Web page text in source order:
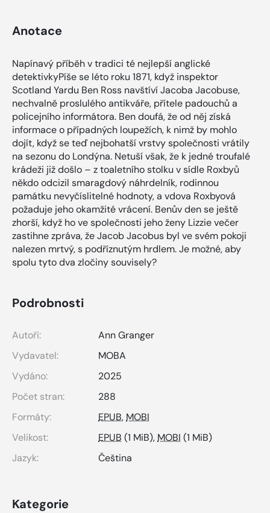
Anotace
Napínavý příběh v tradici té nejlepší anglické
detektivkyPíše se léto roku 1871, když inspektor
Scotland Yardu Ben Ross navštíví Jacoba Jacobuse,
nechvalně proslulého antikváře, přítele padouchů a
policejního informátora. Ben doufá, že od něj získá
informace o případných loupežích, k nimž by mohlo
dojít, když se teď nejbohatší vrstvy společnosti vrátily
na sezonu do Londýna. Netuší však, že k jedné troufalé
krádeži již došlo – z toaletního stolku v sídle Roxbyů
někdo odcizil smaragdový náhrdelník, rodinnou
památku nevyčíslitelné hodnoty, a vdova Roxbyová
požaduje jeho okamžité vrácení. Benův den se ještě
zhorší, když ho ve společnosti jeho ženy Lizzie večer
zastihne zpráva, že Jacob Jacobus byl ve svém pokoji
nalezen mrtvý, s podříznutým hrdlem. Je možné, aby
spolu tyto dva zločiny souvisely?
Podrobnosti
Autoři:
Ann Granger
Vydavatel:
MOBA
Vydáno:
2025
Počet stran:
288
Formáty:
EPUB, MOBI
Velikost:
EPUB (1 MiB), MOBI (1 MiB)
Jazyk:
Čeština
Kategorie